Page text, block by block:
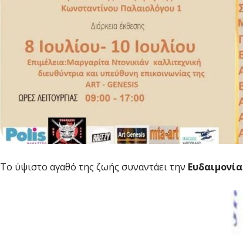
Το ύψιστο αγαθό της ζωής συναντάει την Ευδαιμονία